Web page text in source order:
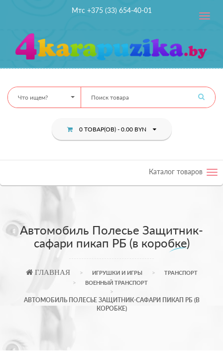
Мтс +375 (33) 654-40-01
Toggle
Что ищем?
0 ТОВАР(ОВ) - 0.00 BYN
Каталог товаров
Автомобиль Полесье Защитник-
сафари пикап РБ (в коробке)
ГЛАВНАЯ ИГРУШКИ И ИГРЫ
ТРАНСПОРТ
ВОЕННЫЙ ТРАНСПОРТ
АВТОМОБИЛЬ ПОЛЕСЬЕ ЗАЩИТНИК-САФАРИ ПИКАП РБ (В
КОРОБКЕ)